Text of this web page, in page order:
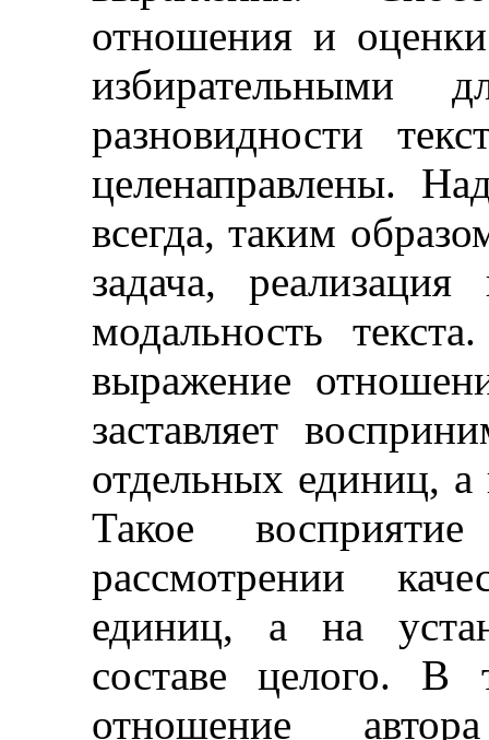
отношения и
избирательными
разновидности
целенаправлены.
всегда, таким
задача,
модальность
выражение
заставляет
отдельных единиц, а
Такое
рассмотрении
единиц, а на
составе целого. В
отношение